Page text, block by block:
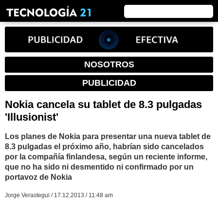
NOSOTROS
PUBLICIDAD
Nokia cancela su tablet de 8.3 pulgadas
'Illusionist'
Los planes de Nokia para presentar una nueva tablet de
8.3 pulgadas el próximo año, habrían sido cancelados
por la compañía finlandesa, según un reciente informe,
que no ha sido ni desmentido ni confirmado por un
portavoz de Nokia
Jorge Verastegui / 17.12.2013 / 11:48 am